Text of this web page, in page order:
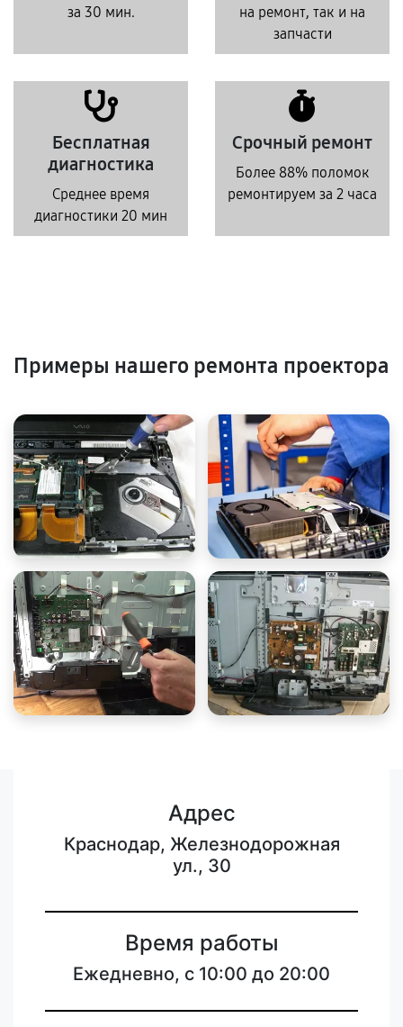
за 30 мин.
на ремонт, так и на
запчасти
Бесплатная
диагностика
Среднее время
диагностики 20 мин
Срочный ремонт
Более 88% поломок
ремонтируем за 2 часа
Примеры нашего ремонта проектора
Адрес
Краснодар, Железнодорожная
ул., 30
Время работы
Ежедневно, с 10:00 до 20:00